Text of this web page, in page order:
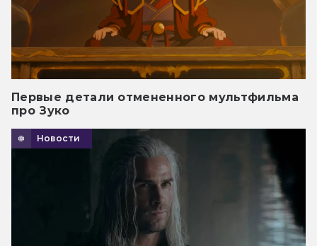
Первые детали отмененного мультфильма
про Зуко
Новости